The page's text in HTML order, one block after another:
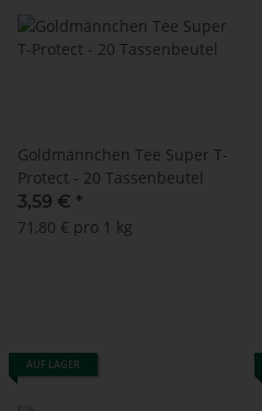
Goldmännchen Tee Super T-
Protect - 20 Tassenbeutel
3,59 € *
71,80 € pro 1 kg
AUF LAGER